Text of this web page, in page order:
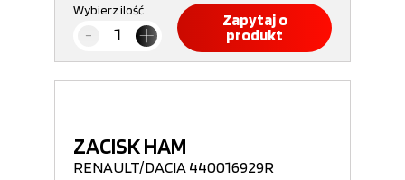
Wybierz ilość
Zapytaj o
produkt
ZACISK HAM
RENAULT/DACIA 440016929R